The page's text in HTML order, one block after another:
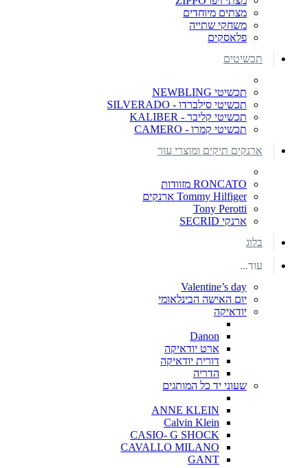
מצתים מיוחדים
משחקי שתייה
פלאסקים
תכשיטים
תכשיטי NEWBLING
תכשיטי סילברדו - SILVERADO
תכשיטי קליבר - KALIBER
תכשיטי קמרו - CAMERO
ארנקים תיקים ומוצרי עור
RONCATO מזוודות
Tommy Hilfiger ארנקים
Tony Perotti
ארנקי SECRID
בלוג
עוד...
Valentine’s day
יום האישה הבינלאומי
יודאיקה
Danon
ארט יודאיקה
דורית יודאיקה
הדריה
שעוני יד כל המותגים
ANNE KLEIN
Calvin Klein
CASIO- G SHOCK
CAVALLO MILANO
GANT